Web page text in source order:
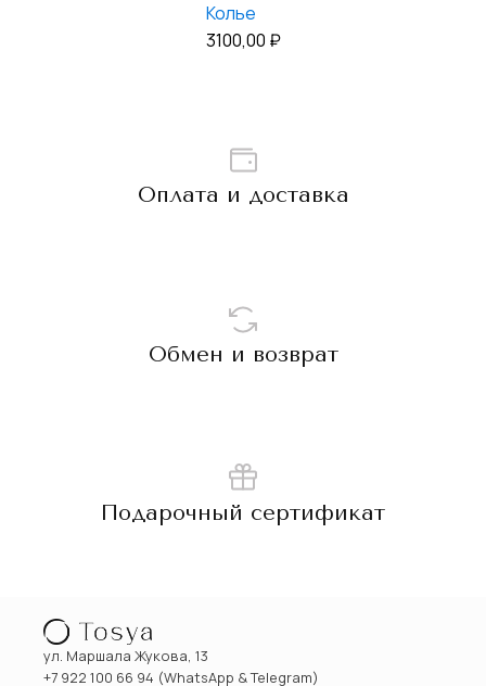
Колье
3100,00 ₽
Оплата и доставка
Обмен и возврат
Подарочный сертификат
ул. Маршала Жукова, 13
+7 922 100 66 94 (WhatsApp & Telegram)